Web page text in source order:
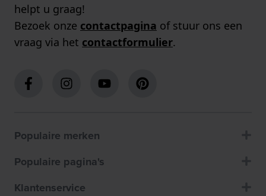
helpt u graag!
Bezoek onze contactpagina of stuur ons een
vraag via het contactformulier.
Populaire merken
Populaire pagina's
Klantenservice